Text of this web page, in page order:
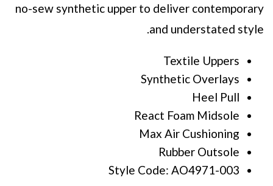
no-sew synthetic upper to deliver contemporary
and understated style.
Textile Uppers
Synthetic Overlays
Heel Pull
React Foam Midsole
Max Air Cushioning
Rubber Outsole
Style Code: AO4971-003